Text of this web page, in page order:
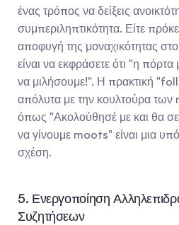
ένας τρόπος να δείξεις
συμπεριληπτικότητα. Είτε
αποφυγή της μοναχικότητας
είναι να εκφράσετε ότι "η πόρτα
να μιλήσουμε!". Η πρακτική
απόλυτα με την κουλτούρα
όπως "Ακολούθησέ με και θα
να γίνουμε moots" είναι μια
σχέση.
5. Ενεργοποίηση
Συζητήσεων